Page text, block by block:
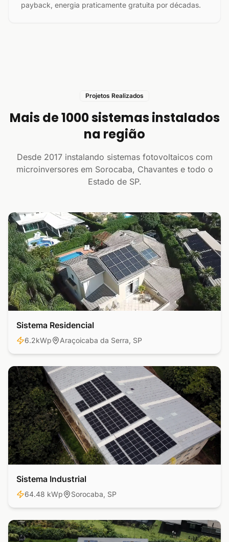
payback, energia praticamente gratuita por décadas.
Projetos Realizados
Mais de 1000 sistemas instalados
na região
Desde 2017 instalando sistemas fotovoltaicos com
microinversores em Sorocaba, Chavantes e todo o
Estado de SP.
Residencial
Sistema Residencial
6.2kWp Araçoicaba da Serra, SP
Industrial
Sistema Industrial
64.48 kWp Sorocaba, SP